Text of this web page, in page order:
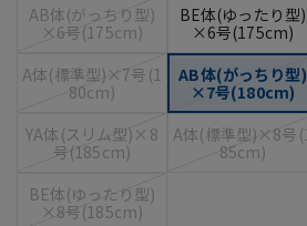
AB体(がっちり型)
×6号(175cm)
BE体(ゆったり型)
×6号(175cm)
A体(標準型)×7号(1
80cm)
AB体(がっちり型)
×7号(180cm)
YA体(スリム型)×8
号(185cm)
A体(標準型)×8号
85cm)
BE体(ゆったり型)
×8号(185cm)